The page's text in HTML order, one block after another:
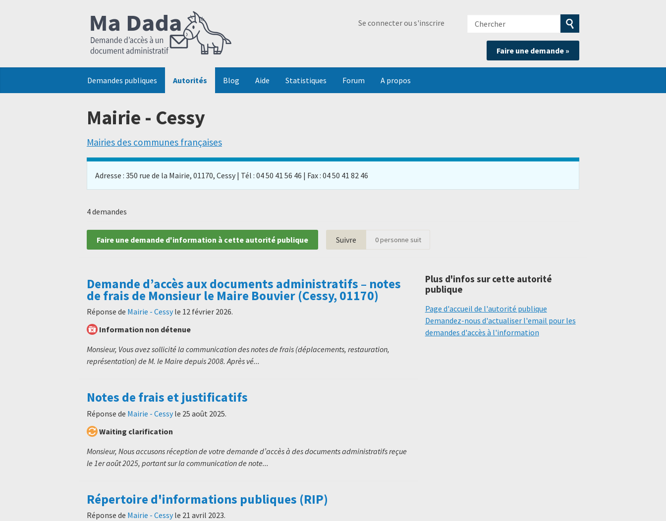
Se connecter ou s'inscrire
Chercher
Soumettre
la
recherche
Faire une demande »
Demandes publiques Autorités Blog Aide Statistiques Forum A propos
Mairie - Cessy
Mairies des communes françaises
Adresse : 350 rue de la Mairie, 01170, Cessy | Tél : 04 50 41 56 46 | Fax : 04 50 41 82 46
4 demandes
Faire une demande d'information à cette autorité publique Suivre 0personne suit
Demande d’accès aux documents administratifs – notes
de frais de Monsieur le Maire Bouvier (Cessy, 01170)
Réponse de Mairie - Cessyle 12 février 2026.
Information non détenue
Monsieur, Vous avez sollicité la communication des notes de frais (déplacements, restauration,
représentation) de M. le Maire depuis 2008. Après vé...
Notes de frais et justificatifs
Réponse de Mairie - Cessyle 25 août 2025.
Waiting clarification
Monsieur, Nous accusons réception de votre demande d’accès à des documents administratifs reçue
le 1er août 2025, portant sur la communication de note...
Répertoire d'informations publiques (RIP)
Réponse de Mairie - Cessyle 21 avril 2023.
Plus d'infos sur cette autorité
publique
Page d'accueil de l'autorité publique
Demandez-nous d'actualiser l'email pour les
demandes d'accès à l'information